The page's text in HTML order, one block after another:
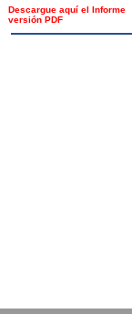
Descargue aquí el Informe
versión PDF